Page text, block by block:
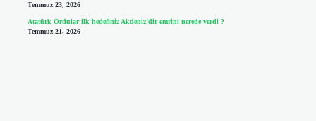
Temmuz 23, 2026
Atatürk Ordular ilk hedefiniz Akdeniz’dir emrini nerede verdi ?
Temmuz 21, 2026